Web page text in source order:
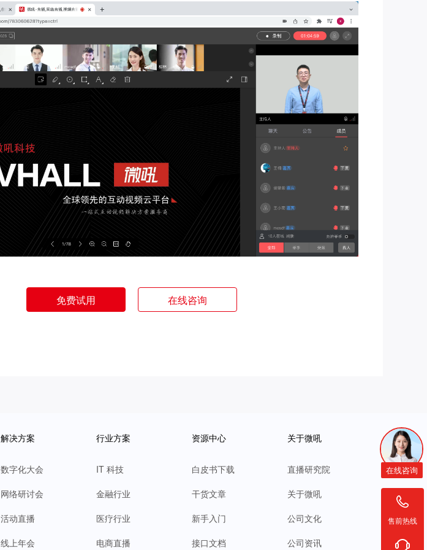
免费试用 在线咨询
解决方案
数字化大会
网络研讨会
活动直播
线上年会
行业方案
IT 科技
金融行业
医疗行业
电商直播
资源中心
白皮书下载
干货文章
新手入门
接口文档
关于微吼
直播研究院
关于微吼
公司文化
公司资讯
在线咨询
售前热线